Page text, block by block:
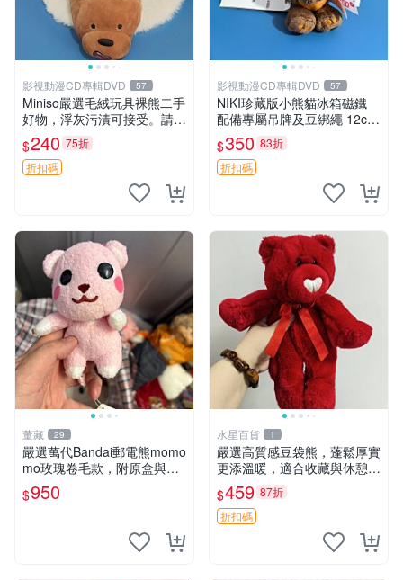
影視動漫CD專輯DVD 57
Miniso嚴選毛絨玩具裸熊二手
好物，浮灰污漬可接受。請詳
閱照片再下單，售出不退不
換。全新品相收藏推薦。 裸
熊 毛絨玩具 收藏
$240 75折
折扣碼
影視動漫CD專輯DVD 57
NIKI珍藏版小熊貓冰箱磁鐵
配備專屬吊牌及豆綁繩 12cm
廢品嚴選 好評推薦 小熊貓冰
箱貼 磁鐵掛件 冰箱飾品
$350 83折
折扣碼
董藏 29
嚴選萬代Bandai郵電熊momo
mo玫瑰卷毛款，附原盒與吊
牌，粉嫩可愛入手即柔軟～
玫瑰卷毛 郵電熊 正品
$950
水星百貨 1
嚴選高質感豆袋熊，蓬鬆厚實
更添溫暖，適合收藏與休憩。
前胸填充飽滿，背部亦具優雅
設計。 豆袋熊 保暖 溫柔 蓬
松
$459 87折
折扣碼